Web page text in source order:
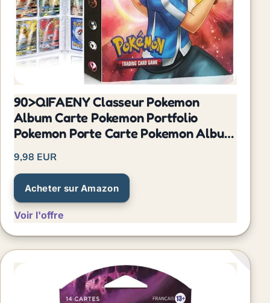
90>QIFAENY Classeur Pokemon
Album Carte Pokemon Portfolio
Pokemon Porte Carte Pokemon Album
9,98 EUR
Acheter sur Amazon
Voir l'offre